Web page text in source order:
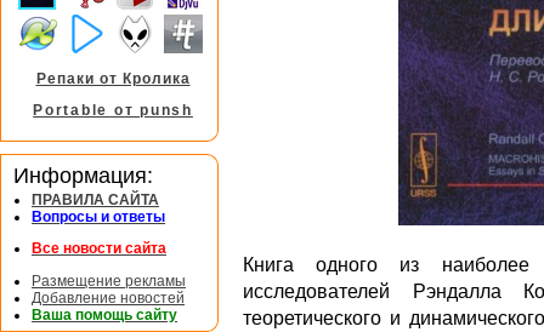
Книга одного из наиболее
исследователей Рэндалла
теоретического и
Репаки от Кролика
Portable от punsh
Информация:
ПРАВИЛА САЙТА
Вопросы и ответы
Все новости сайта
Размещение рекламы
Добавление новостей
Ваша помощь сайту